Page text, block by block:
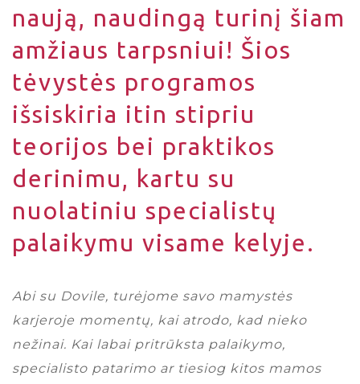
naują, naudingą turinį šiam
amžiaus tarpsniui! Šios
tėvystės programos
išsiskiria itin stipriu
teorijos bei praktikos
derinimu, kartu su
nuolatiniu specialistų
palaikymu visame kelyje.
Abi su Dovile, turėjome savo mamystės
karjeroje momentų, kai atrodo, kad nieko
nežinai. Kai labai pritrūksta palaikymo,
specialisto patarimo ar tiesiog kitos mamos